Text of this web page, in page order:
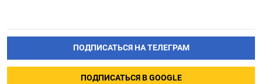
ПОДПИСАТЬСЯ НА ТЕЛЕГРАМ
ПОДПИСАТЬСЯ В GOOGLE